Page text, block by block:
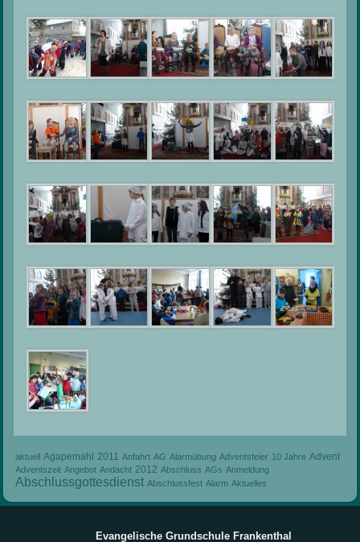
aktuell Agapemahl 2011 Anfahrt AG Alarmübung Adventsfeier 10 Jahre Advent
Adventszeit Angebot Andacht 2012 Abschluss AGs Anmeldung
Abschlussgottesdienst Abschlussfest Alarm Aktuelles
Evangelische Grundschule Frankenthal